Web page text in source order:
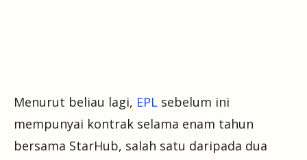
Menurut beliau lagi, EPL sebelum ini
mempunyai kontrak selama enam tahun
bersama StarHub, salah satu daripada dua